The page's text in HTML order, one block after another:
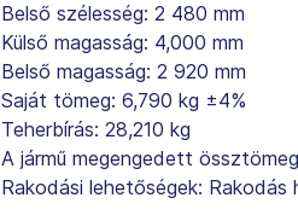
Belső szélesség: 2 480 mm
Külső magasság: 4,000 mm
Belső magasság: 2 920 mm
Saját tömeg: 6,790 kg ±4%
Teherbírás: 28,210 kg
A jármű megengedett
Rakodási lehetőségek: Rakodás